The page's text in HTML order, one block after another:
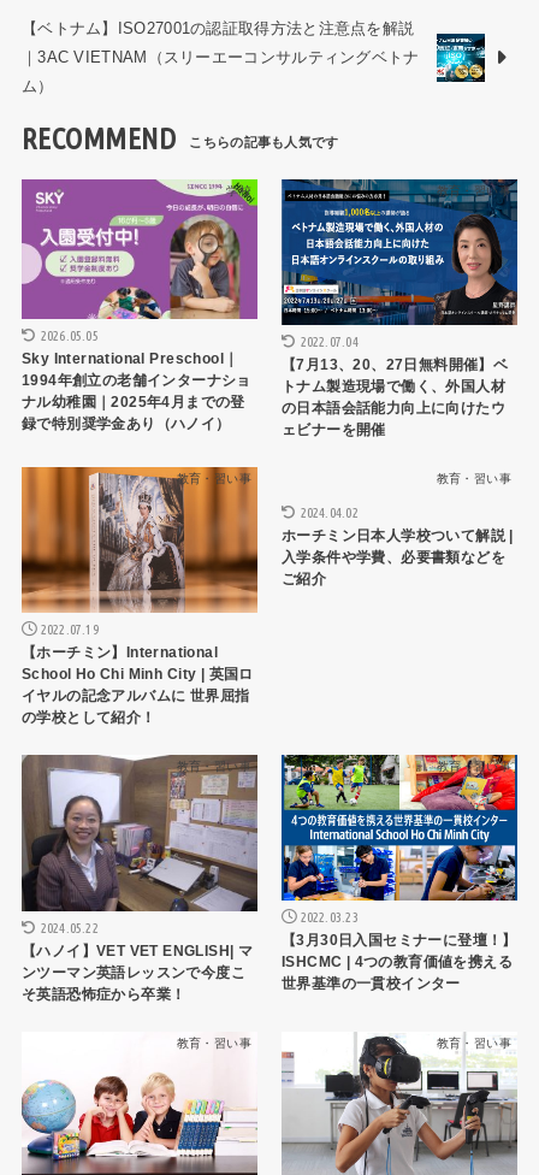
【ベトナム】ISO27001の認証取得方法と注意点を解説
｜3AC VIETNAM（スリーエーコンサルティングベトナ
ム）
RECOMMEND
学校
2026.05.05
Sky International Preschool｜
1994年創立の老舗インターナショ
ナル幼稚園｜2025年4月までの登
録で特別奨学金あり（ハノイ）
教育・習い事
2022.07.04
【7⽉13、20、27日無料開催】ベ
トナム製造現場で働く、外国人材
の日本語会話能力向上に向けたウ
ェビナーを開催
教育・習い事
2022.07.19
【ホーチミン】International
School Ho Chi Minh City | 英国ロ
イヤルの記念アルバムに 世界屈指
の学校として紹介！
教育・習い事
2024.04.02
ホーチミン日本人学校ついて解説 |
入学条件や学費、必要書類などを
ご紹介
教育・習い事
2024.05.22
【ハノイ】VET VET ENGLISH| マ
ンツーマン英語レッスンで今度こ
そ英語恐怖症から卒業！
教育・習い事
2022.03.23
【3月30日入国セミナーに登壇！】
ISHCMC | 4つの教育価値を携える
世界基準の一貫校インター
教育・習い事 教育・習い事